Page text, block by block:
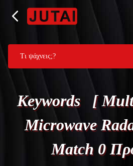
Keywords [
Microwave
Match 0